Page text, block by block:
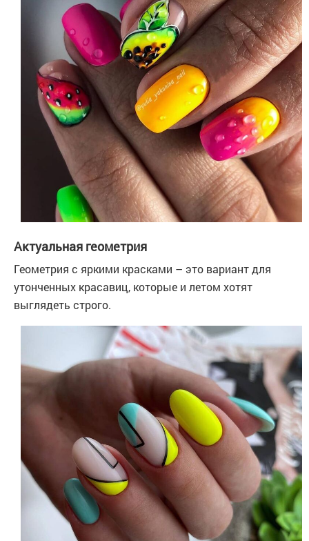
Актуальная геометрия
Геометрия с яркими красками – это вариант для
утонченных красавиц, которые и летом хотят
выглядеть строго.